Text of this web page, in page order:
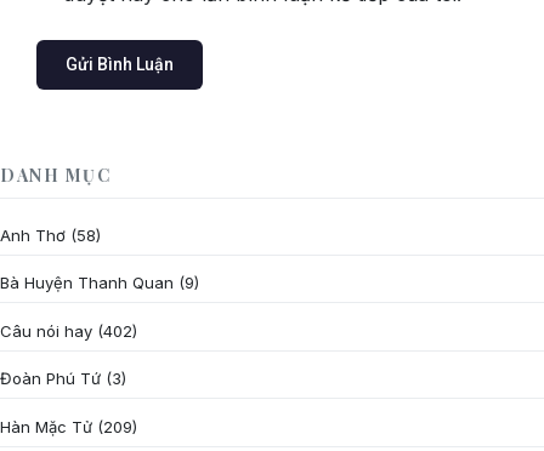
DANH MỤC
Anh Thơ (58)
Bà Huyện Thanh Quan (9)
Câu nói hay (402)
Đoàn Phú Tứ (3)
Hàn Mặc Tử (209)